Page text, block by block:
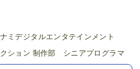
ミデジタルエンタテインメント
ション 制作部 シニアプログラマ